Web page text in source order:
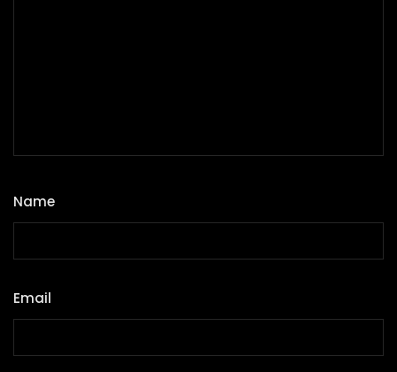
Name
Email